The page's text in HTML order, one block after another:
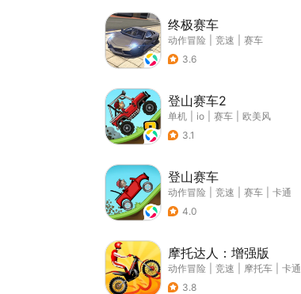
终极赛车
动作冒险 竞速
赛车
3.6
登山赛车2
单机 io 赛车
欧美风
3.1
登山赛车
动作冒险 竞速 赛车
卡通
4.0
摩托达人：增强版
动作冒险 竞速 摩托车
卡通
3.8